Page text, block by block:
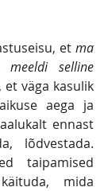
et ma
selline
et väga kasulik
aega ja
ennast
lõdvestada.
taipamised
mida